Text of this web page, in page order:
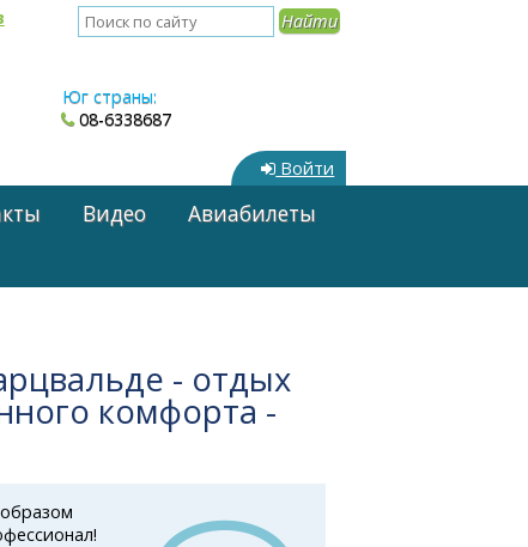
Юг страны:
08-6338687
Войти
Видео
Авиабилеты
- отдых
комфорта -